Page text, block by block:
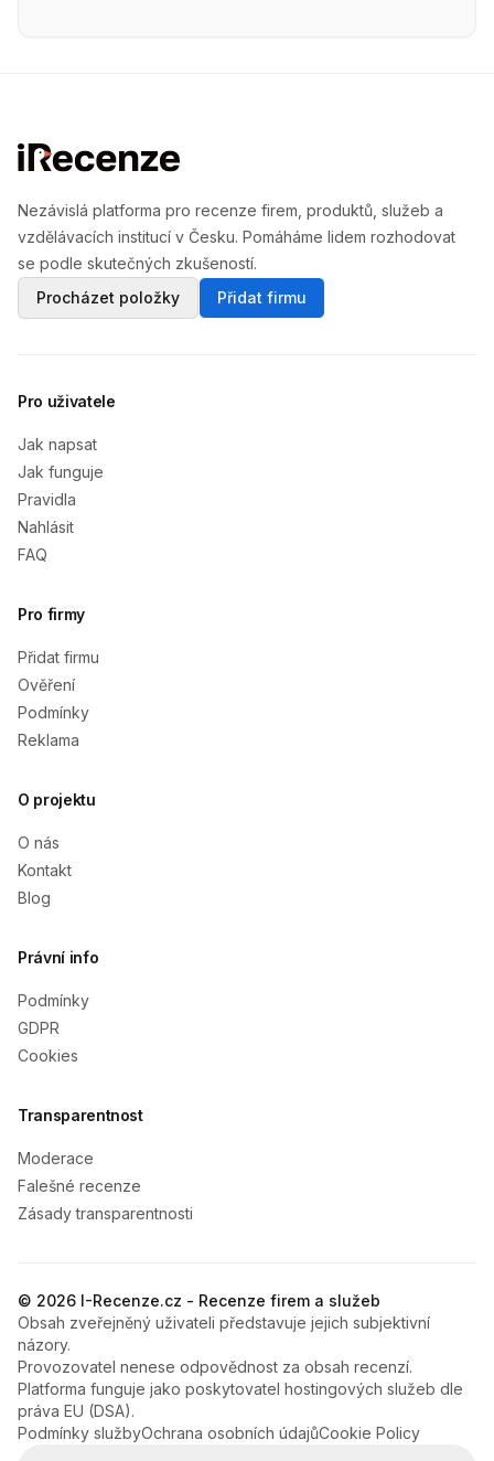
Nezávislá platforma pro recenze firem, produktů, služeb a
vzdělávacích institucí v Česku. Pomáháme lidem rozhodovat
se podle skutečných zkušeností.
Procházet položky
Přidat firmu
Pro uživatele
Jak napsat
Jak funguje
Pravidla
Nahlásit
FAQ
Pro firmy
Přidat firmu
Ověření
Podmínky
Reklama
O projektu
O nás
Kontakt
Blog
Právní info
Podmínky
GDPR
Cookies
Transparentnost
Moderace
Falešné recenze
Zásady transparentnosti
© 2026 I-Recenze.cz - Recenze firem a služeb
Obsah zveřejněný uživateli představuje jejich subjektivní
názory.
Provozovatel nenese odpovědnost za obsah recenzí.
Platforma funguje jako poskytovatel hostingových služeb dle
práva EU (DSA).
Podmínky službyOchrana osobních údajůCookie Policy